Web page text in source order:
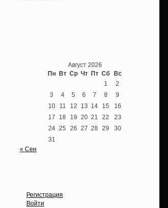
Август 2026
Пн Вт Ср Чт Пт Сб Вс
1
2
3
4 5 6 7 8
9
10
11 12 13 14 15
16
17
18 19 20 21 22
23
24 25 26 27 28 29
30
31
« Сен
Регистрация
Войти